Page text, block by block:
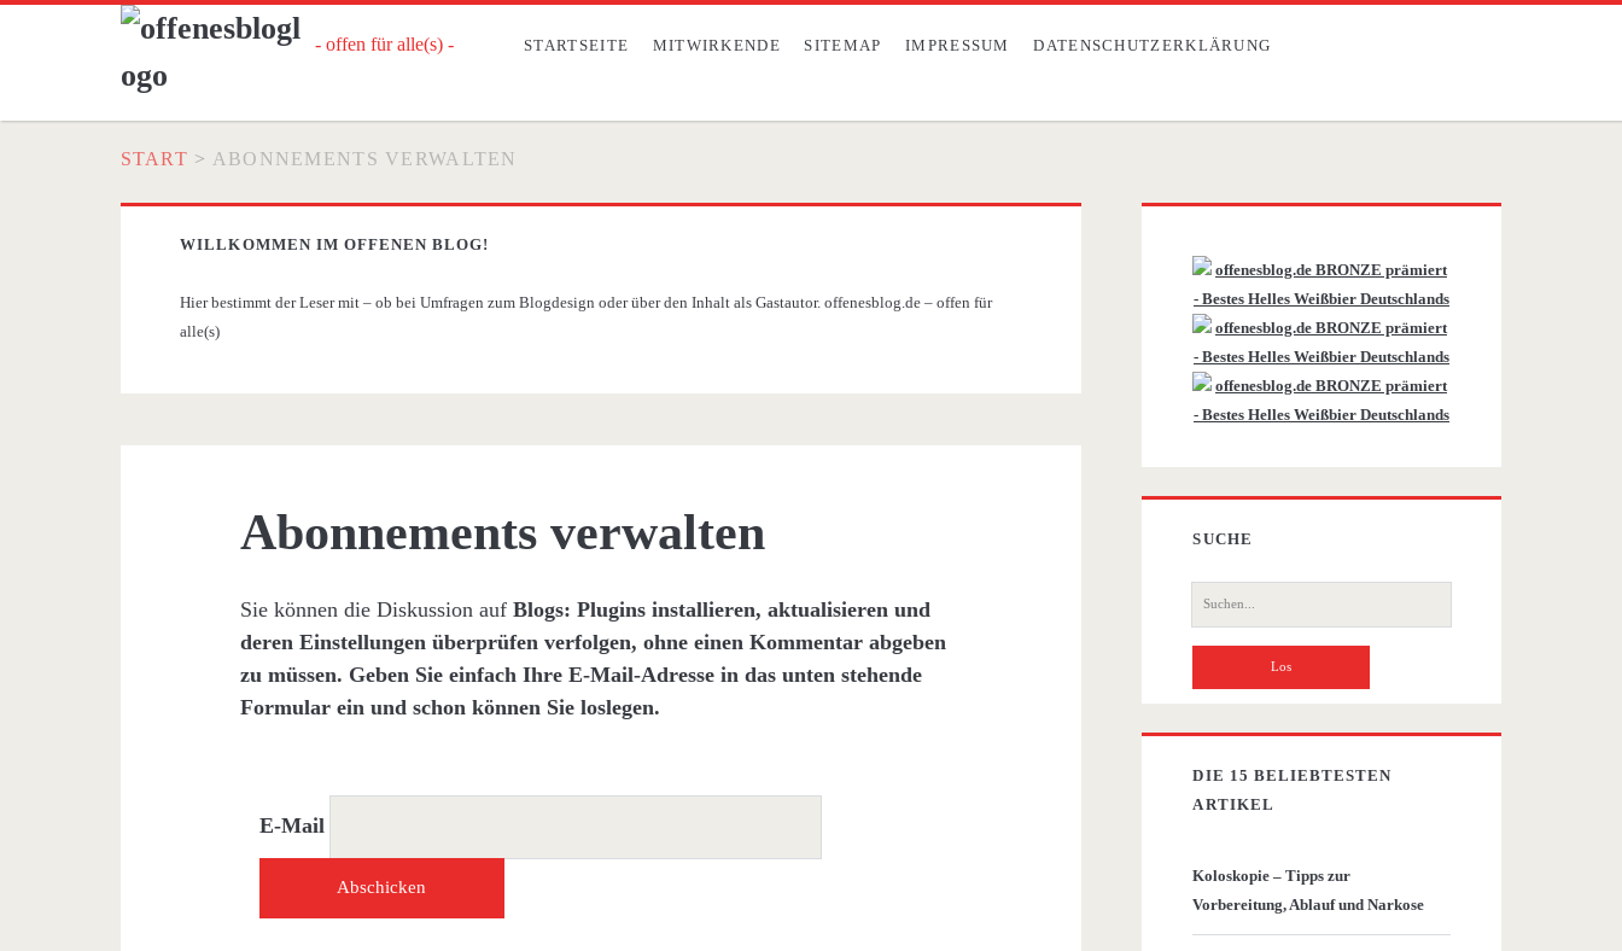
- offen für alle(s) - STARTSEITE MITWIRKENDE SITEMAP IMPRESSUM DATENSCHUTZERKLÄRUNG
START > ABONNEMENTS VERWALTEN
WILLKOMMEN IM OFFENEN BLOG!
Hier bestimmt der Leser mit – ob bei Umfragen zum Blogdesign oder über den Inhalt als Gastautor. offenesblog.de – offen für
alle(s)
Abonnements verwalten
Sie können die Diskussion aufBlogs: Plugins installieren, aktualisieren und
deren Einstellungen überprüfenverfolgen, ohne einen Kommentar abgeben
zu müssen. Geben Sie einfach Ihre E-Mail-Adresse in das unten stehende
Formular ein und schon können Sie loslegen.
E-Mail
Sidebar
SUCHE
Suche
nach:
DIE 15 BELIEBTESTEN
ARTIKEL
Koloskopie – Tipps zur
Vorbereitung, Ablauf und Narkose